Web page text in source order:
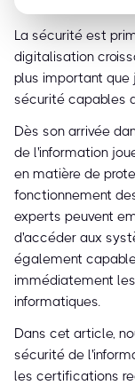
La sécurité est
digitalisation
plus important que
sécurité capables
Dès son arrivée
de l'information
en matière de
fonctionnement
experts peuvent
d'accéder aux
également
immédiatement
informatiques.
Dans cet article,
sécurité de
les certifications